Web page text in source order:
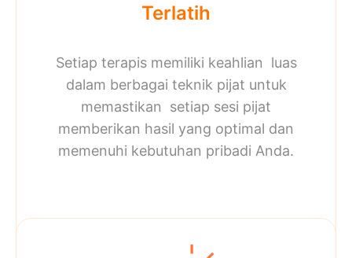
Terlatih
Setiap terapis memiliki keahlian luas
dalam berbagai teknik pijat untuk
memastikan setiap sesi pijat
memberikan hasil yang optimal dan
memenuhi kebutuhan pribadi Anda.